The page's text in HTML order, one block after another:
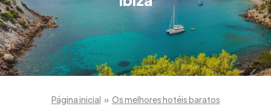
Página inicial » Os melhores hotéis baratos